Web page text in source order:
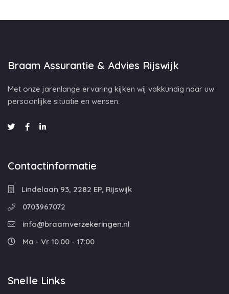
Braam Assurantie & Advies Rijswijk
Met onze jarenlange ervaring kijken wij vakkundig naar uw
persoonlijke situatie en wensen.
Contactinformatie
Lindelaan 93, 2282 EP, Rijswijk
0703967072
info@braamverzekeringen.nl
Ma - Vr 10.00 - 17:00
Snelle Links